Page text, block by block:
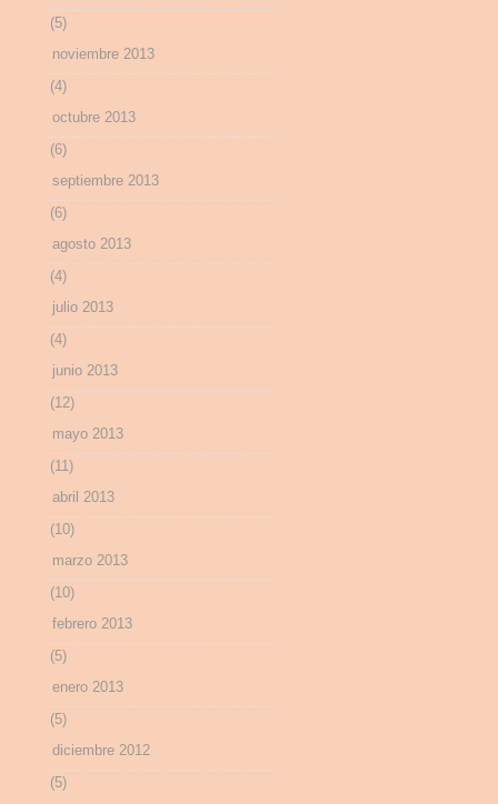
(5)
noviembre 2013
(4)
octubre 2013
(6)
septiembre 2013
(6)
agosto 2013
(4)
julio 2013
(4)
junio 2013
(12)
mayo 2013
(11)
abril 2013
(10)
marzo 2013
(10)
febrero 2013
(5)
enero 2013
(5)
diciembre 2012
(5)